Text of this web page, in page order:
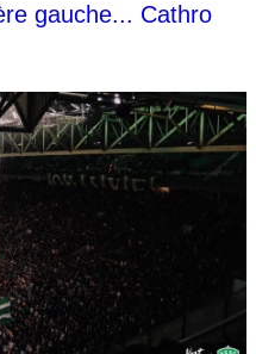
gauche... Cathro